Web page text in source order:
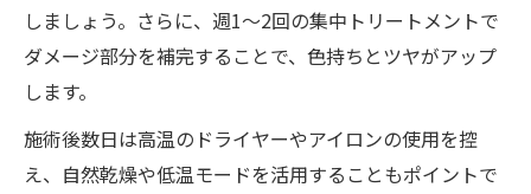
しましょう。さらに、週1～2回の集中トリートメントで
ダメージ部分を補完することで、色持ちとツヤがアップ
します。
施術後数日は高温のドライヤーやアイロンの使用を控
え、自然乾燥や低温モードを活用することもポイントで